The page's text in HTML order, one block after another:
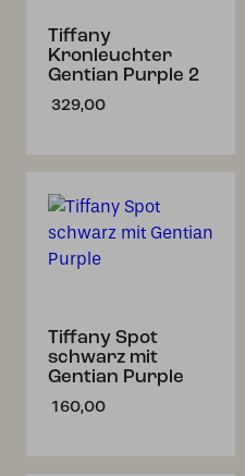
Tiffany
Kronleuchter
Gentian Purple 2
329,00
Tiffany Spot
schwarz mit
Gentian Purple
160,00